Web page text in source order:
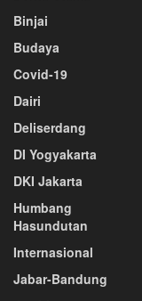
Binjai
Budaya
Covid-19
Dairi
Deliserdang
DI Yogyakarta
DKI Jakarta
Humbang
Hasundutan
Internasional
Jabar-Bandung